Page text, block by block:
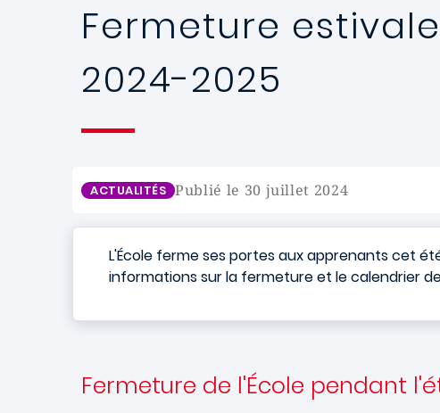
Fermeture
2024-2025
ACTUALITÉS Publié le 30 juillet 2024
L'École ferme ses portes aux apprenants cet
informations sur la fermeture et le calendrier
Fermeture de l'École pendant